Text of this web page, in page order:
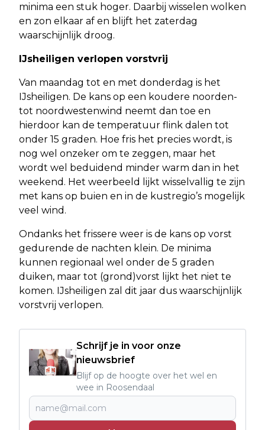
minima een stuk hoger. Daarbij wisselen wolken
en zon elkaar af en blijft het zaterdag
waarschijnlijk droog.
IJsheiligen verlopen vorstvrij
Van maandag tot en met donderdag is het
IJsheiligen. De kans op een koudere noorden-
tot noordwestenwind neemt dan toe en
hierdoor kan de temperatuur flink dalen tot
onder 15 graden. Hoe fris het precies wordt, is
nog wel onzeker om te zeggen, maar het
wordt wel beduidend minder warm dan in het
weekend. Het weerbeeld lijkt wisselvallig te zijn
met kans op buien en in de kustregio’s mogelijk
veel wind.
Ondanks het frissere weer is de kans op vorst
gedurende de nachten klein. De minima
kunnen regionaal wel onder de 5 graden
duiken, maar tot (grond)vorst lijkt het niet te
komen. IJsheiligen zal dit jaar dus waarschijnlijk
vorstvrij verlopen.
Schrijf je in voor onze
nieuwsbrief
Blijf op de hoogte over het wel en
wee in Roosendaal